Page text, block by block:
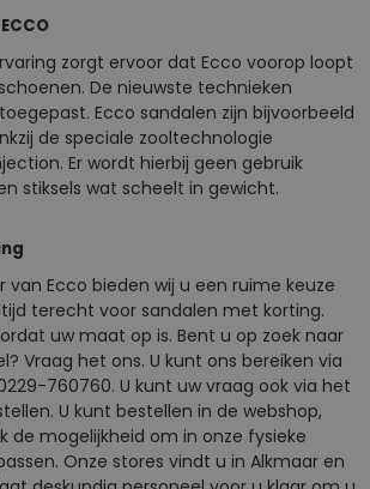
zorgt ervoor dat Ecco voorop loopt
De nieuwste technieken
Ecco sandalen zijn bijvoorbeeld
de speciale zooltechnologie
Er wordt hierbij geen gebruik
stiksels wat scheelt in gewicht.
van Ecco bieden wij u een ruime keuze
terecht voor sandalen met korting.
uw maat op is. Bent u op zoek naar
Vraag het ons. U kunt ons bereiken via
760760. U kunt uw vraag ook via het
U kunt bestellen in de webshop,
de mogelijkheid om in onze fysieke
Onze stores vindt u in Alkmaar en